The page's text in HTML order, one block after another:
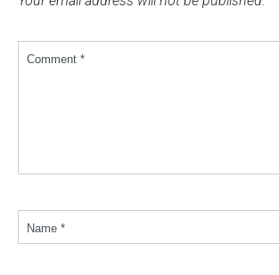
Comment *
Name *